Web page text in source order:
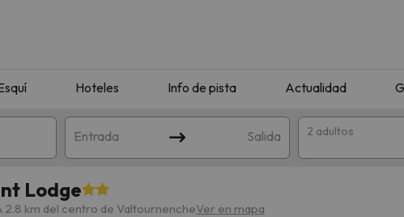
Hoteles Info de pista Actualidad
Entrada Salida 2 adultos
Lodge
2.8 km del centro de ValtournencheVer en mapa